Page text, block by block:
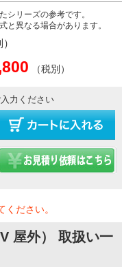
シリーズの参考です。
と異なる場合があります。
（税別）
力ください
ださい。
屋外） 取扱い一